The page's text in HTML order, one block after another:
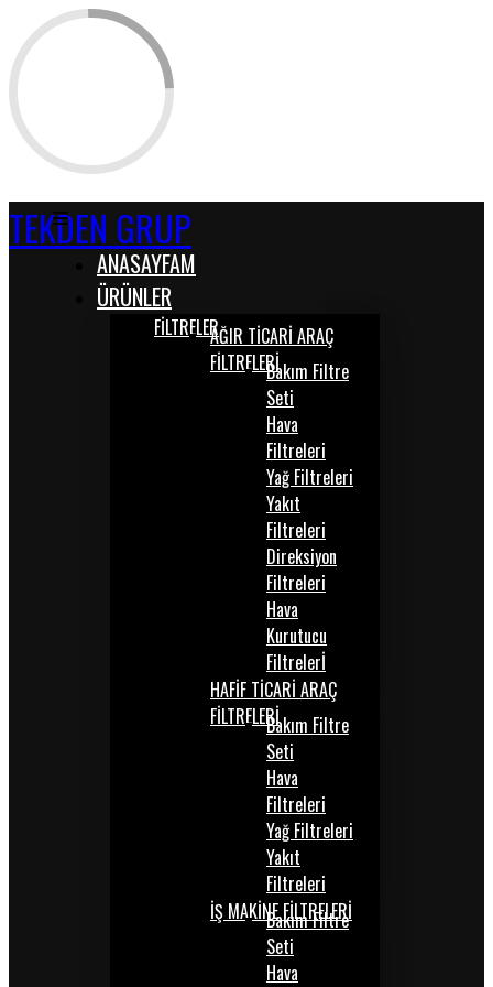
TEKDEN GRUP
ANASAYFAM
ÜRÜNLER
FİLTRELERAĞIR TİCARİ ARAÇ
FİLTRELERİBakım Filtre
Seti
Hava
Filtreleri
Yağ Filtreleri
Yakıt
Filtreleri
Direksiyon
Filtreleri
Hava
Kurutucu
Filtrelerİ
HAFİF TİCARİ ARAÇ
FİLTRELERİBakım Filtre
Seti
Hava
Filtreleri
Yağ Filtreleri
Yakıt
Filtreleri
İŞ MAKİNE FİLTRELERİ
Bakım Filtre
Seti
Hava